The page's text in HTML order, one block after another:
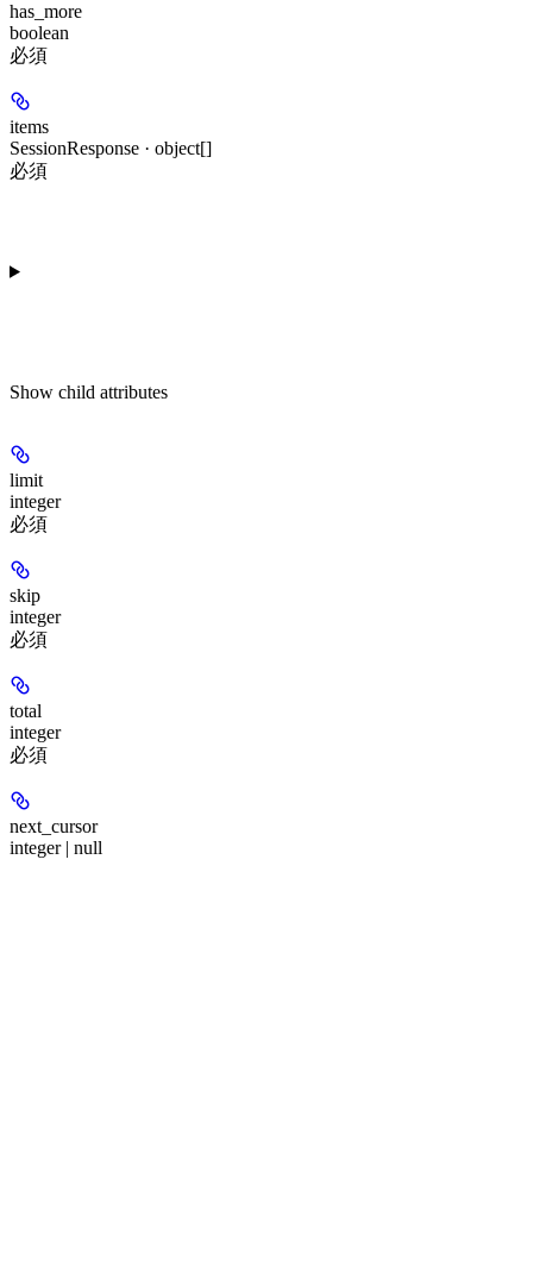
has_more
boolean
必須
items
SessionResponse · object[]
必須
Show child attributes
limit
integer
必須
skip
integer
必須
total
integer
必須
next_cursor
integer | null